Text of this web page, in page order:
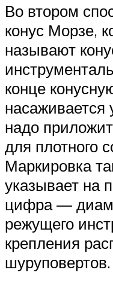
Во втором
конус Морзе,
называют
конце
насаживается
надо
для плотного
Маркировка
указывает на
цифра —
режущего
крепления
шуруповертов.